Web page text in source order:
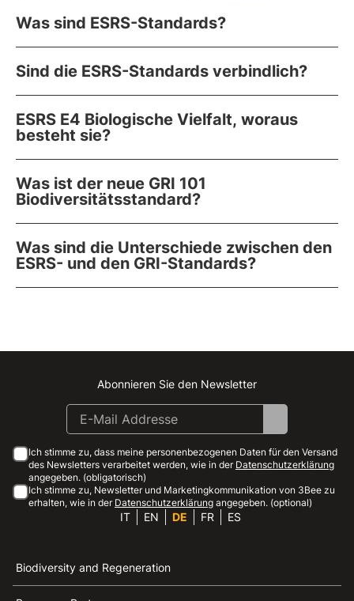
Was sind ESRS-Standards?
Sind die ESRS-Standards verbindlich?
ESRS E4 Biologische Vielfalt, woraus
besteht sie?
Was ist der neue GRI 101
Biodiversitätsstandard?
Was sind die Unterschiede zwischen den
ESRS- und den GRI-Standards?
Instagram
Facebook
Linkedin
Youtube
Abonnieren Sie den Newsletter
Ich stimme zu, dass meine personenbezogenen Daten für den Versand
des Newsletters verarbeitet werden, wie in der Datenschutzerklärung
angegeben. (obligatorisch)
Ich stimme zu, Newsletter und Marketingkommunikation von 3Bee zu
erhalten, wie in der Datenschutzerklärung angegeben. (optional)
IT EN DE FR ES
Biodiversity and Regeneration